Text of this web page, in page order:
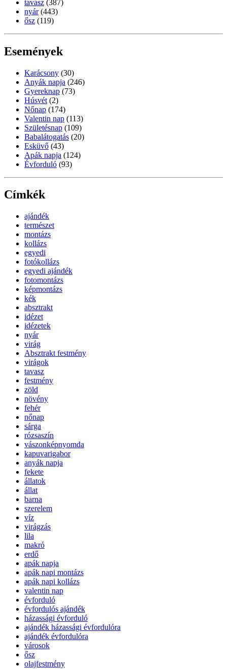
tavasz (387)
nyár (443)
ősz (119)
Események
Karácsony (30)
Anyák napja (246)
Gyereknap (73)
Húsvét (2)
Nőnap (174)
Valentin nap (113)
Születésnap (109)
Babalátogatás (20)
Esküvő (43)
Apák napja (124)
Évforduló (93)
Címkék
ajándék
természet
montázs
kollázs
egyedi
fotókollázs
egyedi ajándék
fotomontázs
képmontázs
kék
absztrakt
idézet
idézetek
nyár
virág
Absztrakt festmény
virágok
tavasz
festmény
zöld
növény
fehér
nőnap
sárga
rózsaszín
vászonképnyomda
kapuvarigabor
anyák napja
fekete
állatok
állat
barna
szerelem
víz
virágzás
lila
makró
erdő
apák napja
apák napi montázs
apák napi kollázs
valentin nap
évforduló
évfordulós ajándék
házassági évforduló
ajándék házassági évfordulóra
ajándék évfordulóra
városok
ősz
olajfestmény